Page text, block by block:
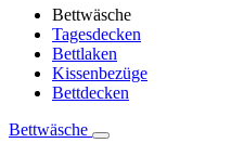
Bettwäsche
Tagesdecken
Bettlaken
Kissenbezüge
Bettdecken
Bettwäsche